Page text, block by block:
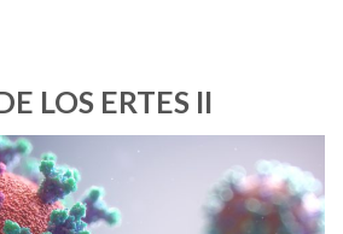
LOS ERTES II